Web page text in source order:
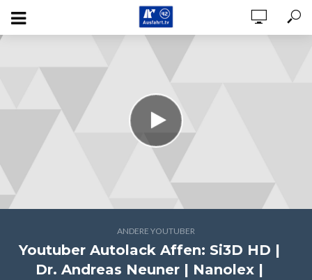
ANDERE YOUTUBER
Youtuber Autolack Affen: Si3D HD |
Dr. Andreas Neuner | Nanolex |